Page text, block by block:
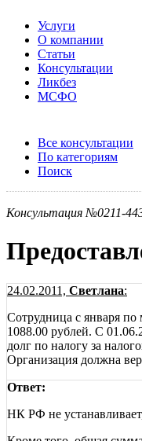
Услуги
О компании
Статьи
Консультации
Ликбез
МСФО
Все консультации
По категориям
Поиск
Консультация №0211-
24.02.2011, Светлана:
Сотрудница с января
1088.00 рублей. С
долг по налогу за
Организация должна
Ответ:
НК РФ не